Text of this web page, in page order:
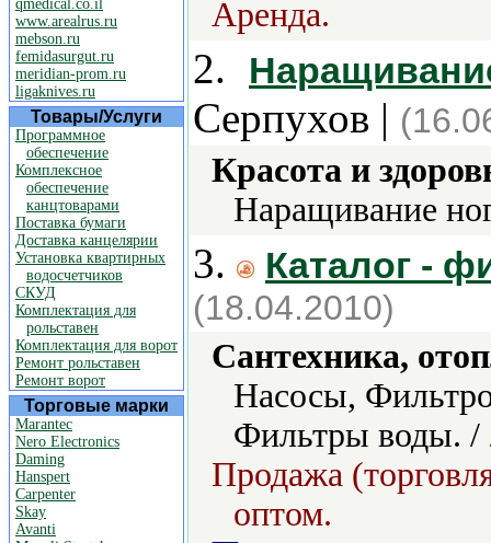
qmedical.co.il
www.arealrus.ru
mebson.ru
femidasurgut.ru
meridian-prom.ru
ligaknives.ru
Товары/Услуги
Программное
обеспечение
Комплексное
обеспечение
канцтоварами
Поставка бумаги
Доставка канцелярии
Установка квартирных
водосчетчиков
СКУД
Комплектация для
рольставен
Комплектация для ворот
Ремонт рольставен
Ремонт ворот
Торговые марки
Marantec
Nero Electronics
Daming
Hanspert
Carpenter
Skay
Avanti
Аренда.
2.
Серпухов |
Красота и
Наращивание
3. Каталог -
(18.04.2010)
Сантехника,
Насосы,
Фильтры воды. /
Продажа
оптом.